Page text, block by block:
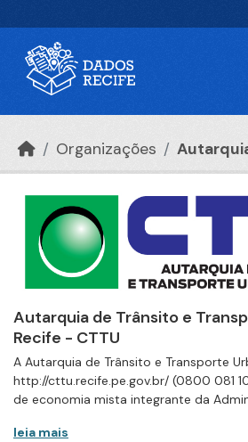
Organizações
Autarquia de Trânsito e
Recife - CTTU
A Autarquia de Trânsito e Transporte
http://cttu.recife.pe.gov.br/ (0800 081
de economia mista integrante da
leia mais